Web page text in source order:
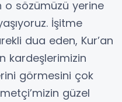
o sözümüzü yerine
İşitme
dua eden, Kur’an
kardeşlerimizin
görmesini çok
güzel